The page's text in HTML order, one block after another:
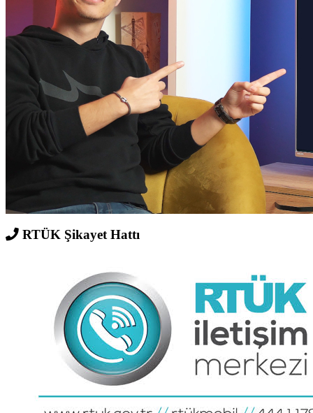
RTÜK Şikayet Hattı